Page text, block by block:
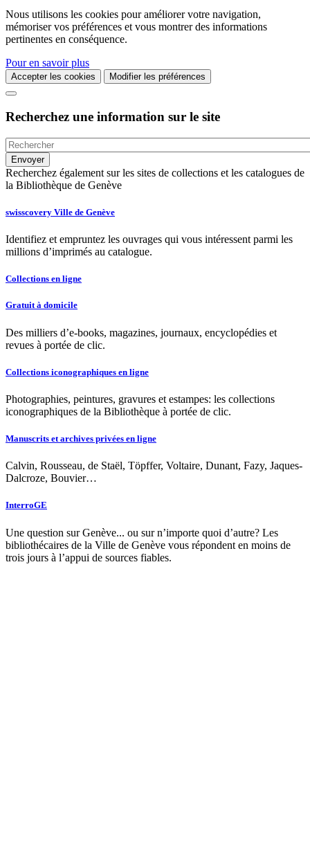
Nous utilisons les cookies pour améliorer votre navigation,
mémoriser vos préférences et vous montrer des informations
pertinentes en conséquence.
Pour en savoir plus
Accepter les cookies Modifier les préférences
Recherchez une information sur le site
Recherchez également sur les sites de collections et les catalogues de
la Bibliothèque de Genève
swisscovery Ville de Genève
Identifiez et empruntez les ouvrages qui vous intéressent parmi les
millions d’imprimés au catalogue.
Collections en ligne
Gratuit à domicile
Des milliers d’e-books, magazines, journaux, encyclopédies et
revues à portée de clic.
Collections iconographiques en ligne
Photographies, peintures, gravures et estampes: les collections
iconographiques de la Bibliothèque à portée de clic.
Manuscrits et archives privées en ligne
Calvin, Rousseau, de Staël, Töpffer, Voltaire, Dunant, Fazy, Jaques-
Dalcroze, Bouvier…
InterroGE
Une question sur Genève... ou sur n’importe quoi d’autre? Les
bibliothécaires de la Ville de Genève vous répondent en moins de
trois jours à l’appui de sources fiables.